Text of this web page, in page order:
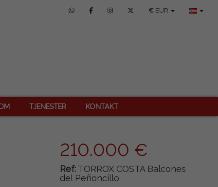
€ EUR
TJENESTER KONTAKT
210.000 €
Ref: TORROX COSTA Balcones
del Peñoncillo